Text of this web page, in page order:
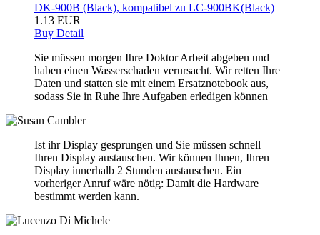
DK-900B (Black), kompatibel zu LC-900BK(Black)
1.13 EUR
Buy Detail
Sie müssen morgen Ihre Doktor Arbeit abgeben und
haben einen Wasserschaden verursacht. Wir retten Ihre
Daten und statten sie mit einem Ersatznotebook aus,
sodass Sie in Ruhe Ihre Aufgaben erledigen können
Ist ihr Display gesprungen und Sie müssen schnell
Ihren Display austauschen. Wir können Ihnen, Ihren
Display innerhalb 2 Stunden austauschen. Ein
vorheriger Anruf wäre nötig: Damit die Hardware
bestimmt werden kann.